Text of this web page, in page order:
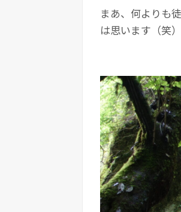
まあ、何よりも
は思います（笑）